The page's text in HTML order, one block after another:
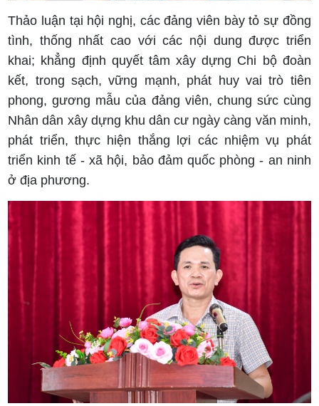
Thảo luận tại hội nghị, các đảng viên bày tỏ sự đồng
tình, thống nhất cao với các nội dung được triển
khai; khẳng định quyết tâm xây dựng Chi bộ đoàn
kết, trong sạch, vững mạnh, phát huy vai trò tiên
phong, gương mẫu của đảng viên, chung sức cùng
Nhân dân xây dựng khu dân cư ngày càng văn minh,
phát triển, thực hiện thắng lợi các nhiệm vụ phát
triển kinh tế - xã hội, bảo đảm quốc phòng - an ninh
ở địa phương.